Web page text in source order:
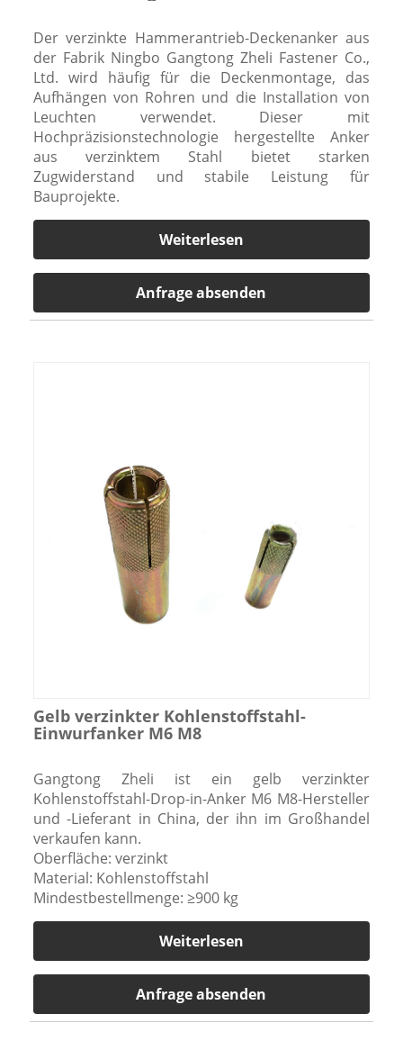
Der verzinkte Hammerantrieb-Deckenanker aus
der Fabrik Ningbo Gangtong Zheli Fastener Co.,
Ltd. wird häufig für die Deckenmontage, das
Aufhängen von Rohren und die Installation von
Leuchten verwendet. Dieser mit
Hochpräzisionstechnologie hergestellte Anker
aus verzinktem Stahl bietet starken
Zugwiderstand und stabile Leistung für
Bauprojekte.
Weiterlesen
Anfrage absenden
Gelb verzinkter Kohlenstoffstahl-
Einwurfanker M6 M8
Gangtong Zheli ist ein gelb verzinkter
Kohlenstoffstahl-Drop-in-Anker M6 M8-Hersteller
und -Lieferant in China, der ihn im Großhandel
verkaufen kann.
Oberfläche: verzinkt
Material: Kohlenstoffstahl
Mindestbestellmenge: ≥900 kg
Weiterlesen
Anfrage absenden